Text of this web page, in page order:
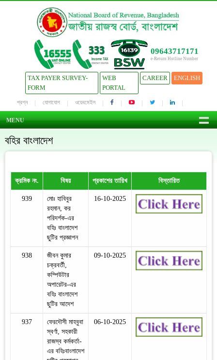
09643717171
e-Return Hotline Number
TAX PAYER SURVEY-
FORM
WEB
PORTAL
CAREER ENGLISH
প্রশ্ন যোগাযোগ ওয়েবমেইল
MENU
বহির বাংলাদেশ
ক্রমিক নং. বিষয় প্রকাশের তারিখ বিস্তারিত
939
মোঃ হাবিবুর
রহমান, কর
পরিদর্শক-এর
বহিঃ বাংলাদেশ
ছুটির প্রজ্ঞাপন
16-10-2025
938
জীবন কুমার
চক্রবর্তী,
কম্পিউটার
অপারেটর-এর
বহিঃ বাংলাদেশ
ছুটির আদেশ
09-10-2025
937
ফেরদৌসী মাহবুবা
স্বর্ণা, সহকারী
রাজস্ব কর্মকর্তা-
এর বহিঃবাংলাদেশ
06-10-2025